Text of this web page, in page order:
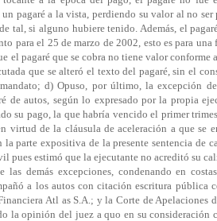
pagaré a la vista, perdiendo su valor al no ser
tal, si alguno hubiere tenido. Además, el
para el 25 de marzo de 2002, esto es para una
el pagaré que se cobra no tiene valor conforme
que se alteró el texto del pagaré, sin el
d) Opuso, por último, la excepción
autos, según lo expresado por la propia
su pago, la que habría vencido el primer
de la cláusula de aceleración a que se
parte expositiva de la presente sentencia de
estimó que la ejecutante no acreditó su
demás excepciones, condenando en
a los autos con citación escritura pública
Atl as S.A.; y la Corte de Apelaciones
la opinión del juez a quo en su consideración